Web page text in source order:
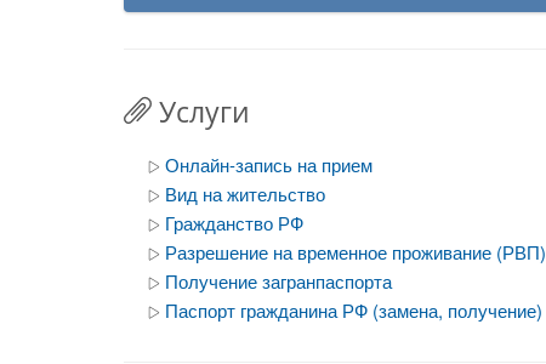
Услуги
Онлайн-запись на прием
Вид на жительство
Гражданство РФ
Разрешение на временное проживание (РВП)
Получение загранпаспорта
Паспорт гражданина РФ (замена, получение)